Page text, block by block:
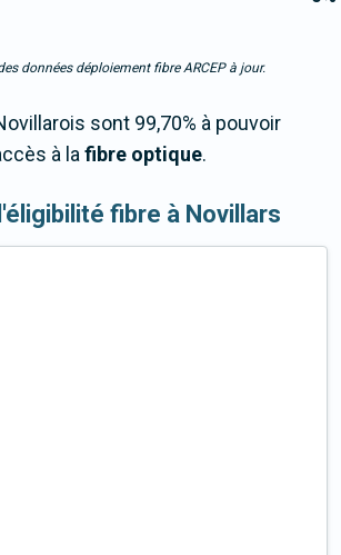
données déploiement fibre ARCEP à jour.
sont 99,70% à pouvoir
à lafibre optique.
fibre à Novillars